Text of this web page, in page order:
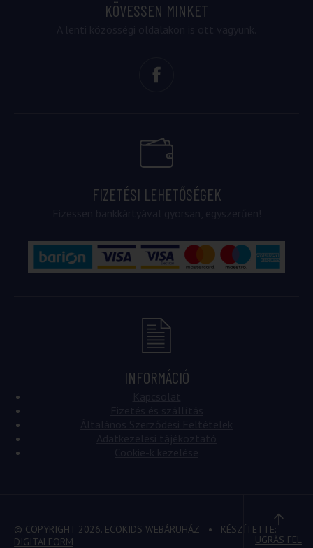
KÖVESSEN MINKET
FIZETÉSI LEHETŐSÉGEK
INFORMÁCIÓ
© COPYRIGHT 2026. ECOKIDS WEBÁRUHÁZ • KÉSZÍTETTE:
DIGITALFORM
UGRÁS FEL